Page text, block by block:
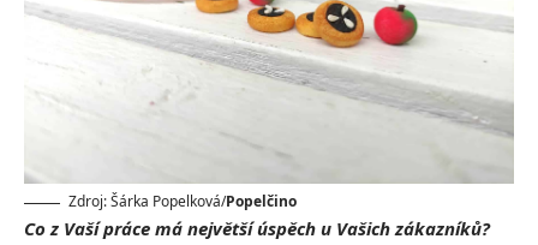
Zdroj: Šárka Popelková/Popelčino
Co z Vaší práce má největší úspěch u Vašich zákazníků?